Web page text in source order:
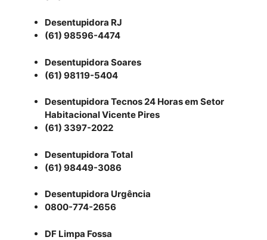
Desentupidora RJ
(61) 98596-4474
Desentupidora Soares
(61) 98119-5404
Desentupidora Tecnos 24 Horas em Setor
Habitacional Vicente Pires
(61) 3397-2022
Desentupidora Total
(61) 98449-3086
Desentupidora Urgência
0800-774-2656
DF Limpa Fossa